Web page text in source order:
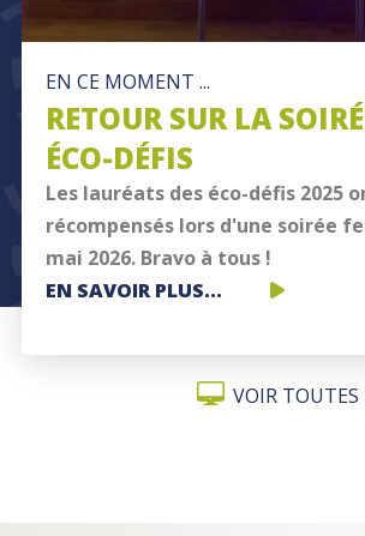
EN CE MOMENT ...
RETOUR SUR LA
ÉCO-DÉFIS
Les lauréats des éco-défis 2025
récompensés lors d'une soirée
mai 2026. Bravo à tous !
EN SAVOIR PLUS...
RETOUR
LA
VOIR TOUTES